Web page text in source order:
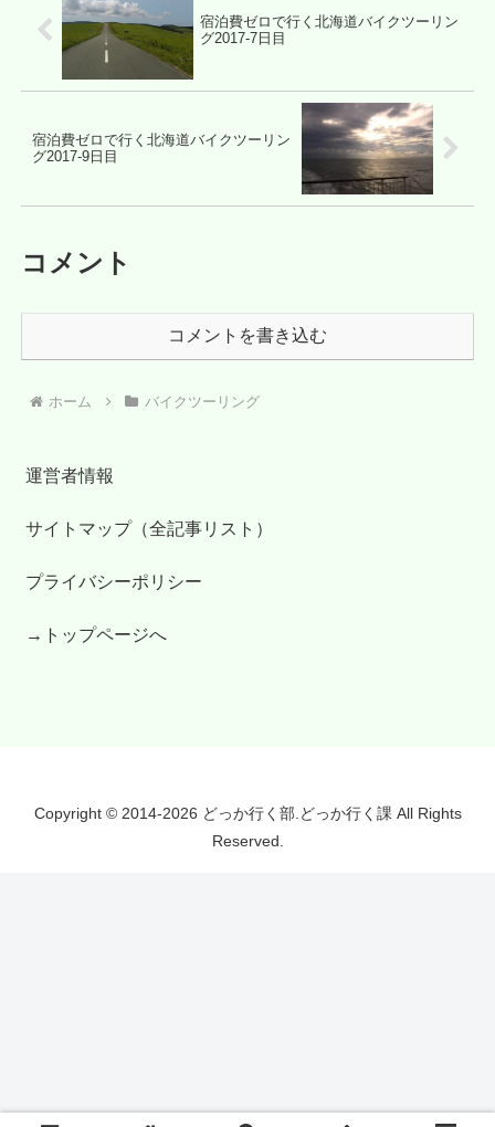
宿泊費ゼロで行く北海道バイクツーリン
グ2017-7日目
宿泊費ゼロで行く北海道バイクツーリン
グ2017-9日目
コメント
コメントを書き込む
ホーム バイクツーリング
運営者情報
サイトマップ（全記事リスト）
プライバシーポリシー
→トップページへ
Copyright © 2014-2026 どっか行く部.どっか行く課 All Rights
Reserved.